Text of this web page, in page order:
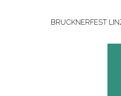
BRUCKNERFEST